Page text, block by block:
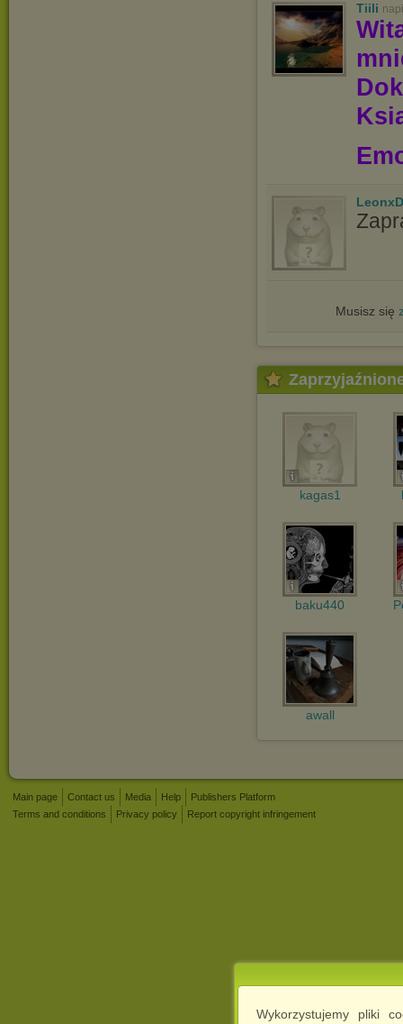
Wykorzystujemy pliki
Tiili
Musisz się
kagas1
baku440
awall
Main page Contact us Media Help
Publishers Platform
Terms and conditions
Privacy policy Report copyright infringement